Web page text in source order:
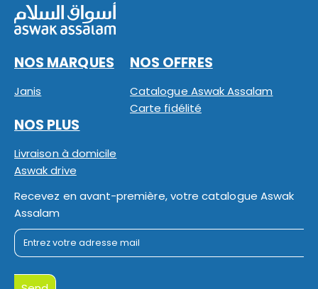
NOS MARQUES
Janis
NOS OFFRES
Catalogue Aswak Assalam
Carte fidélité
NOS PLUS
Livraison à domicile
Aswak drive
Recevez en avant-première, votre catalogue Aswak
Assalam